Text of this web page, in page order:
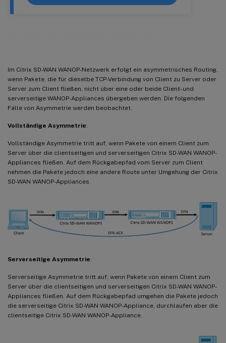
Im Citrix SD-WAN WANOP-Netzwerk erfolgt ein asymmetrisches Routing,
wenn Pakete, die für dieselbe TCP-Verbindung von Client zu Server oder
Server zum Client fließen, nicht über eine oder beide Client- und
serverseitige WANOP-Appliances übergeben werden. Die folgenden
Fälle von Asymmetrie werden beobachtet.
Vollständige Asymmetrie:
Vollständige Asymmetrie tritt auf, wenn Pakete von einem Client zum
Server über die clientseitigen und serverseitigen Citrix SD-WAN WANOP-
Appliances fließen. Auf dem Rückgabepfad vom Server zum Client
nehmen die Pakete jedoch eine andere Route unter Umgehung der Citrix
SD-WAN WANOP-Appliances.
Serverseitige Asymmetrie:
Serverseitige Asymmetrie tritt auf, wenn Pakete von einem Client zum
Server über die clientseitigen und serverseitigen Citrix SD-WAN WANOP-
Appliances fließen. Auf dem Rückgabepfad umgehen die Pakete jedoch
die serverseitige Citrix SD-WAN WANOP-Appliance, durchlaufen aber die
clientseitige Citrix SD-WAN WANOP-Appliance.